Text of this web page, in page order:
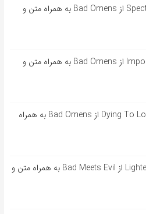
آهنگ انگلیسی Specter از Bad Omens به همراه متن و
آهنگ انگلیسی Impose از Bad Omens به همراه متن و
آهنگ انگلیسی Dying To Love از Bad Omens به همراه
آهنگ انگلیسی Lighters از Bad Meets Evil به همراه متن و